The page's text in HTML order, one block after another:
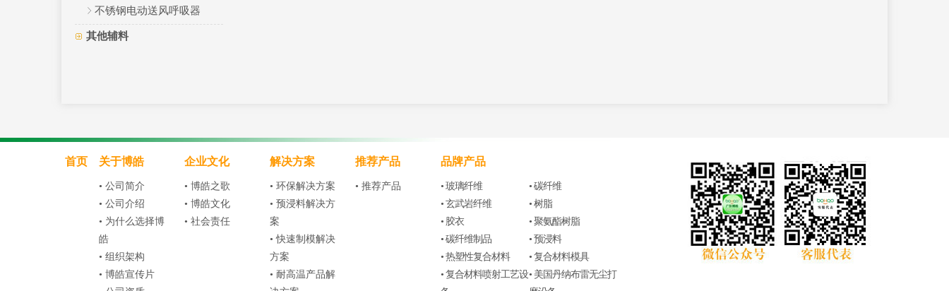
不锈钢电动送风呼吸器
其他辅料
首页 关于博皓
• 公司简介
• 公司介绍
• 为什么选择博
皓
• 组织架构
• 博皓宣传片
企业文化
• 博皓之歌
• 博皓文化
• 社会责任
解决方案
• 环保解决方案
• 预浸料解决方
案
• 快速制模解决
方案
• 耐高温产品解
推荐产品
• 推荐产品
品牌产品
• 玻璃纤维
• 碳纤维
• 玄武岩纤维
• 树脂
• 胶衣
• 聚氨酯树脂
• 碳纤维制品
• 预浸料
• 热塑性复合材料
• 复合材料模具
• 复合材料喷射工艺设• 美国丹纳布雷无尘打